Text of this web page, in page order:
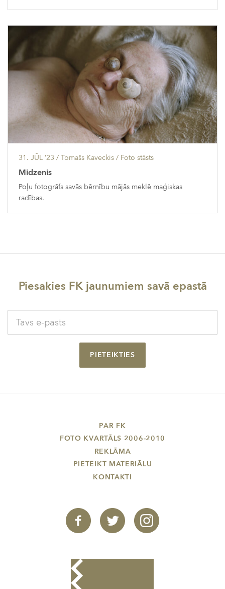
31. JŪL ’23 / Tomašs Kaveckis / Foto stāsts
Midzenis
Poļu fotogrāfs savās bērnību mājās meklē maģiskas
radības.
Piesakies FK jaunumiem savā epastā
PIETEIKTIES
PAR FK
FOTO KVARTĀLS 2006-2010
REKLĀMA
PIETEIKT MATERIĀLU
KONTAKTI